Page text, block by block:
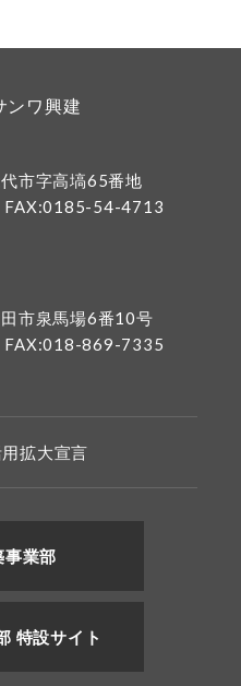
ンワ興建
市字高塙65番地
FAX:0185-54-4713
市泉馬場6番10号
FAX:018-869-7335
拡大宣言
事業部
特設サイト